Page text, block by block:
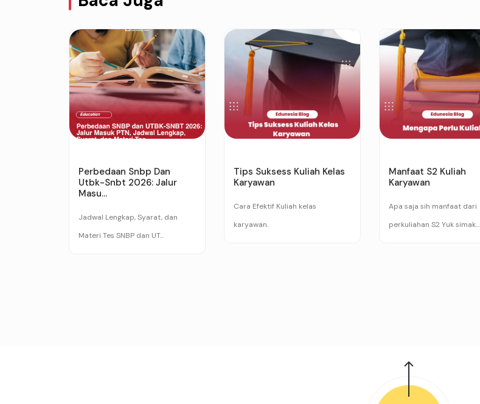
Perbedaan Snbp Dan
Utbk-Snbt 2026: Jalur
Masu...
Jadwal Lengkap, Syarat, dan
Materi Tes SNBP dan UT...
Tips Suksess Kuliah Kelas
Karyawan
Cara Efektif Kuliah kelas
karyawan.
Manfaat S2 Kuliah
Karyawan
Apa saja sih manfaat dari
perkuliahan S2 Yuk simak...